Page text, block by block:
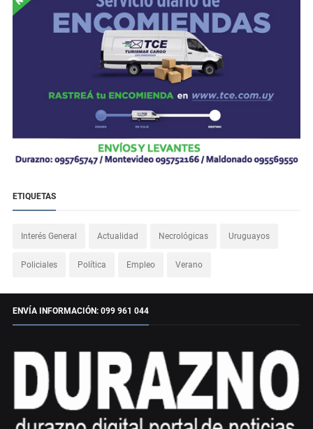
ETIQUETAS
Interés General Actualidad Necrológicas Uruguayos
Policiales Política Empleo Verano
ENVÍA INFORMACIÓN: 099 961 044